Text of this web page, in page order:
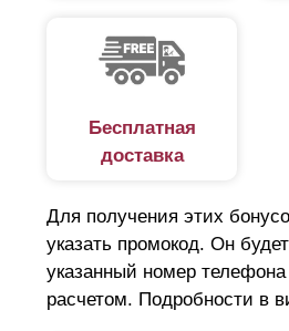
Бесплатная
доставка
Для получения этих
указать промокод. Он
указанный номер
расчетом. Подробности в